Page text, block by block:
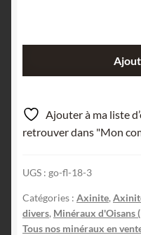
Les
Rochers
d’Armentiers,
Bourg
d’Oisans,
Isère.
Ajouter à ma liste
retrouver dans "Mon
UGS : go-fl-18-3
Catégories : Axinite,
divers, Minéraux d'Oisans
Tous nos minéraux en